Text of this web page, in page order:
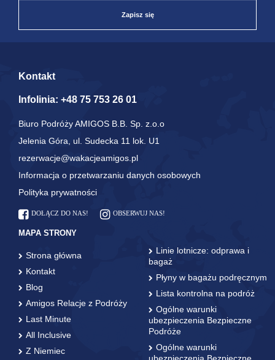
Zapisz się
Kontakt
Infolinia: +48 75 753 26 01
Biuro Podróży AMIGOS B.B. Sp. z.o.o
Jelenia Góra, ul. Sudecka 11 lok. U1
rezerwacje@wakacjeamigos.pl
Informacja o przetwarzaniu danych osobowych
Polityka prywatności
DOŁĄCZ DO NAS! OBSERWUJ NAS!
MAPA STRONY
Strona główna
Kontakt
Blog
Amigos Relacje z Podróży
Last Minute
All Inclusive
Z Niemiec
Linie lotnicze: odprawa i
bagaż
Płyny w bagażu podręcznym
Lista kontrolna na podróż
Ogólne warunki
ubezpieczenia Bezpieczne
Podróże
Ogólne warunki